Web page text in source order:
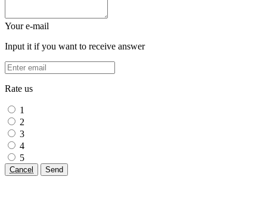
Your e-mail
Input it if you want to receive answer
Rate us
1
2
3
4
5
Cancel Send